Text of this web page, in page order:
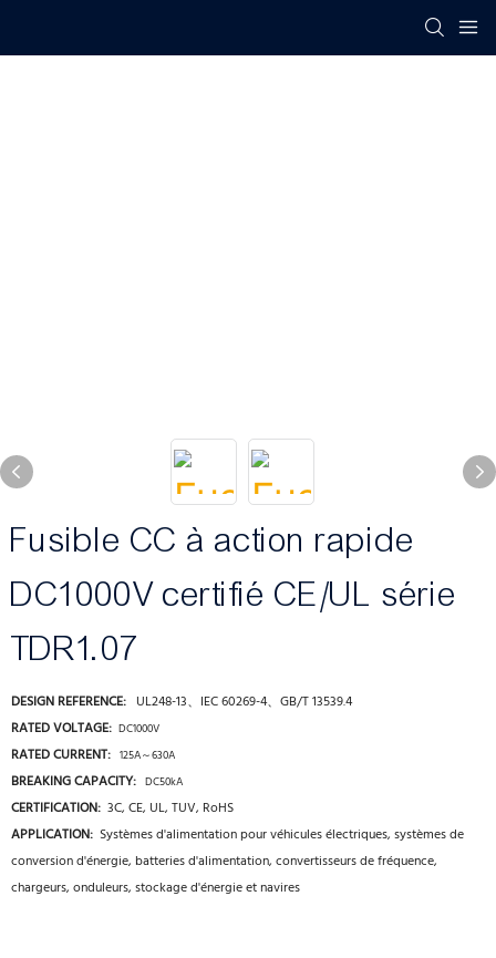
Fusible CC à action rapide
DC1000V certifié CE/UL série
TDR1.07
DESIGN REFERENCE: UL248-13、IEC 60269-4、GB/T 13539.4
RATED VOLTAGE: DC1000V
RATED CURRENT: 125A～630A
BREAKING CAPACITY: DC50kA
CERTIFICATION: 3C, CE, UL, TUV, RoHS
APPLICATION: Systèmes d'alimentation pour véhicules électriques, systèmes de
conversion d'énergie, batteries d'alimentation, convertisseurs de fréquence,
chargeurs, onduleurs, stockage d'énergie et navires